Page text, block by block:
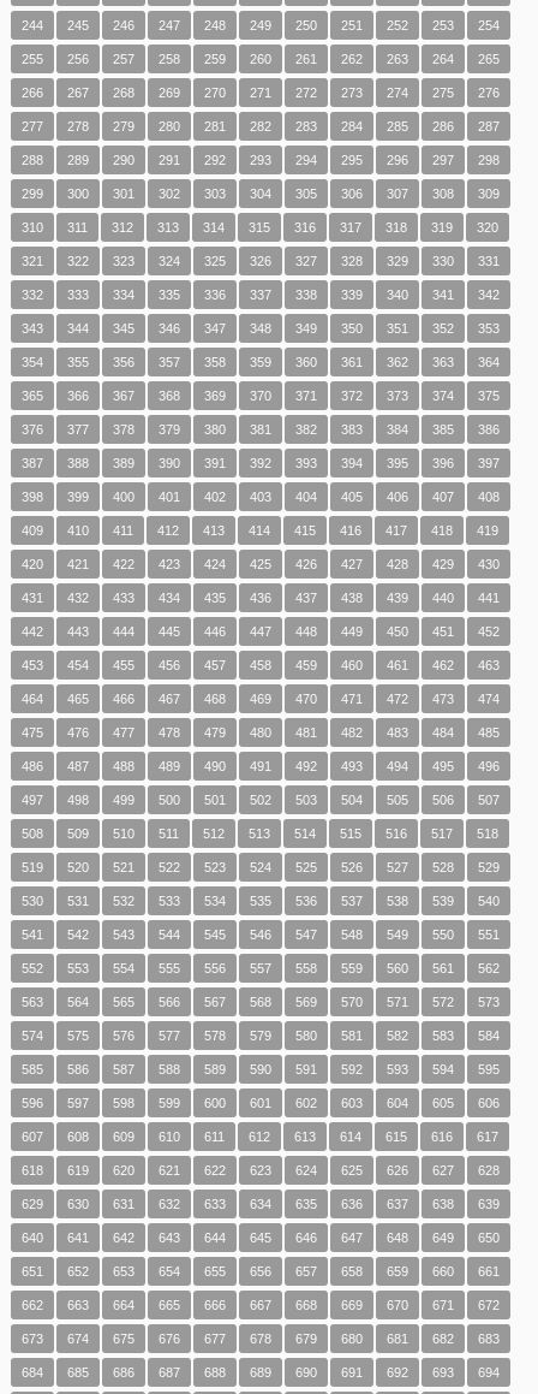
244 245 246 247 248 249 250 251 252 253 254
255 256 257 258 259 260 261 262 263 264 265
266 267 268 269 270 271 272 273 274 275 276
277 278 279 280 281 282 283 284 285 286 287
288 289 290 291 292 293 294 295 296 297 298
299 300 301 302 303 304 305 306 307 308 309
310 311 312 313 314 315 316 317 318 319 320
321 322 323 324 325 326 327 328 329 330 331
332 333 334 335 336 337 338 339 340 341 342
343 344 345 346 347 348 349 350 351 352 353
354 355 356 357 358 359 360 361 362 363 364
365 366 367 368 369 370 371 372 373 374 375
376 377 378 379 380 381 382 383 384 385 386
387 388 389 390 391 392 393 394 395 396 397
398 399 400 401 402 403 404 405 406 407 408
409 410 411 412 413 414 415 416 417 418 419
420 421 422 423 424 425 426 427 428 429 430
431 432 433 434 435 436 437 438 439 440 441
442 443 444 445 446 447 448 449 450 451 452
453 454 455 456 457 458 459 460 461 462 463
464 465 466 467 468 469 470 471 472 473 474
475 476 477 478 479 480 481 482 483 484 485
486 487 488 489 490 491 492 493 494 495 496
497 498 499 500 501 502 503 504 505 506 507
508 509 510 511 512 513 514 515 516 517 518
519 520 521 522 523 524 525 526 527 528 529
530 531 532 533 534 535 536 537 538 539 540
541 542 543 544 545 546 547 548 549 550 551
552 553 554 555 556 557 558 559 560 561 562
563 564 565 566 567 568 569 570 571 572 573
574 575 576 577 578 579 580 581 582 583 584
585 586 587 588 589 590 591 592 593 594 595
596 597 598 599 600 601 602 603 604 605 606
607 608 609 610 611 612 613 614 615 616 617
618 619 620 621 622 623 624 625 626 627 628
629 630 631 632 633 634 635 636 637 638 639
640 641 642 643 644 645 646 647 648 649 650
651 652 653 654 655 656 657 658 659 660 661
662 663 664 665 666 667 668 669 670 671 672
673 674 675 676 677 678 679 680 681 682 683
684 685 686 687 688 689 690 691 692 693 694